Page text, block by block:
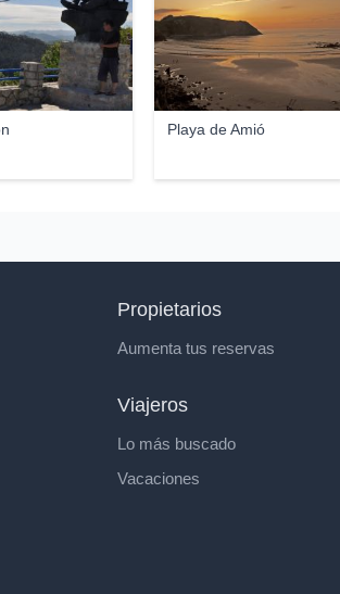
Playa de Amió
Propietarios
Aumenta tus reservas
Viajeros
Lo más buscado
Vacaciones